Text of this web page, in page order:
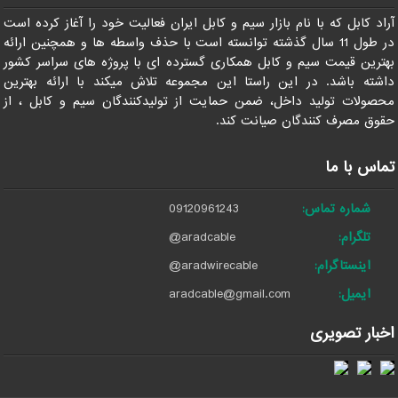
آراد کابل که با نام بازار سیم و کابل ایران فعالیت خود را آغاز کرده است
در طول 11 سال گذشته توانسته است با حذف واسطه ها و همچنین ارائه
بهترین قیمت سیم و کابل همکاری گسترده ای با پروژه های سراسر کشور
داشته باشد. در این راستا این مجموعه تلاش میکند با ارائه بهترین
محصولات تولید داخل، ضمن حمایت از تولیدکنندگان سیم و کابل ، از
حقوق مصرف کنندگان صیانت کند.
تماس با ما
شماره تماس:
09120961243
تلگرام:
@aradcable
اینستاگرام:
@aradwirecable
ایمیل:
aradcable@gmail.com
اخبار تصویری